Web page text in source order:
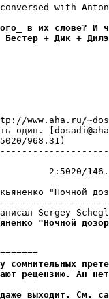
with
в их слове? И
Бестер + Дик +
www.aha.ru/
один.
968.31)
2:5020/
С.Лукьяненко
"Ночной
сомнительных
рецензию. Ан
выходит. См.